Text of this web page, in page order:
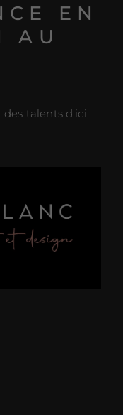
EN
AU
talents d'ici,